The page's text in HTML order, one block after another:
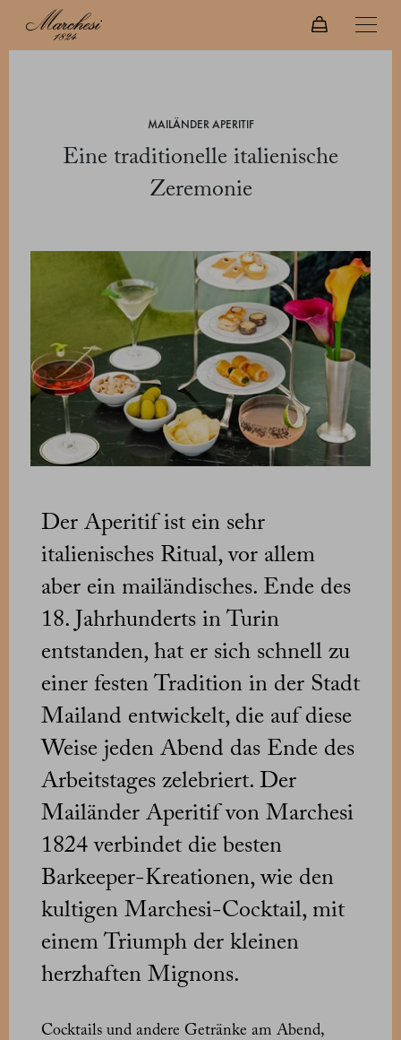
MAILÄNDER APERITIF
Eine traditionelle italienische
Zeremonie
Der Aperitif ist ein sehr
italienisches Ritual, vor allem
aber ein mailändisches. Ende des
18. Jahrhunderts in Turin
entstanden, hat er sich schnell zu
einer festen Tradition in der Stadt
Mailand entwickelt, die auf diese
Weise jeden Abend das Ende des
Arbeitstages zelebriert. Der
Mailänder Aperitif von Marchesi
1824 verbindet die besten
Barkeeper-Kreationen, wie den
kultigen Marchesi-Cocktail, mit
einem Triumph der kleinen
herzhaften Mignons.
Cocktails und andere Getränke am Abend,